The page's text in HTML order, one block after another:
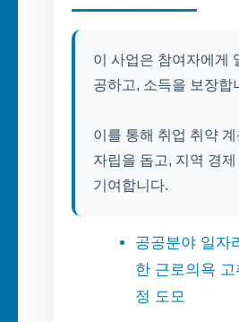
이 사업은 참여자에게
공하고, 소득을 보장합
이를 통해 취업 취약
자립을 돕고, 지역 경
기여합니다.
공공분야 일자
한 근로의욕
정 도모